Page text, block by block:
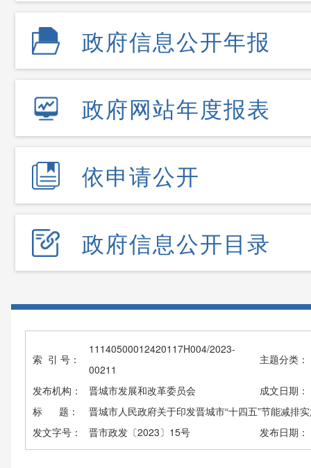
政府信息公开年报
政府网站年度报表
依申请公开
政府信息公开目录
索 引 号：
11140500012420117H004/2023-
00211
主题分类：
发布机构： 晋城市发展和改革委员会
成文日期：
标 题：
晋城市人民政府关于印发晋城市“十四五”节能减排
发文字号：
晋市政发〔2023〕15号 发布日期：